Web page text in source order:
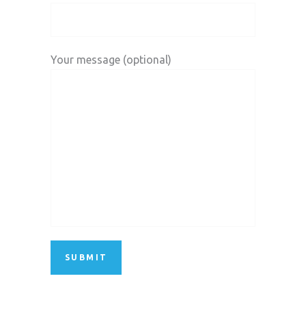
Your message (optional)